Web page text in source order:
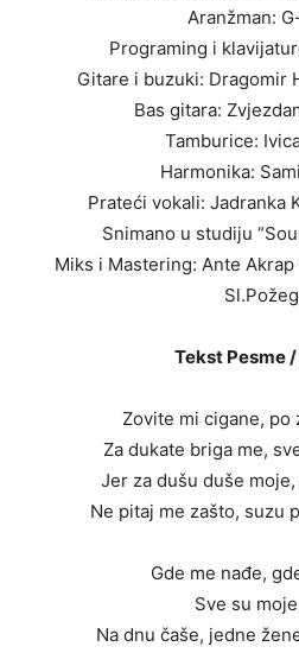
Aranžman:
Programing i
Gitare i buzuki: Dragomir
Bas gitara:
Tamburice:
Harmonika:
Prateći vokali: Jadranka
Snimano u studiju
Miks i Mastering: Ante Akrap
Tekst Pesme
Zovite mi cigane, po
Za dukate briga me,
Jer za dušu duše
Ne pitaj me zašto, suzu
Gde me nađe,
Sve su
Na dnu čaše, jedne